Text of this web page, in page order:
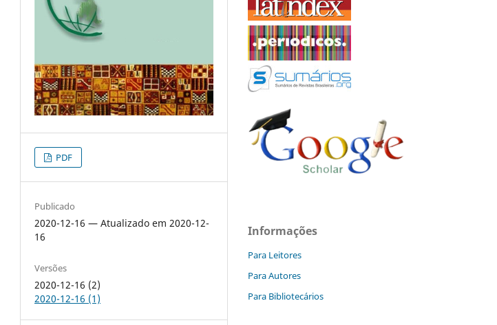
PDF
Publicado
2020-12-16 — Atualizado em 2020-12-
16
Versões
2020-12-16 (2)
2020-12-16 (1)
Informações
Para Leitores
Para Autores
Para Bibliotecários